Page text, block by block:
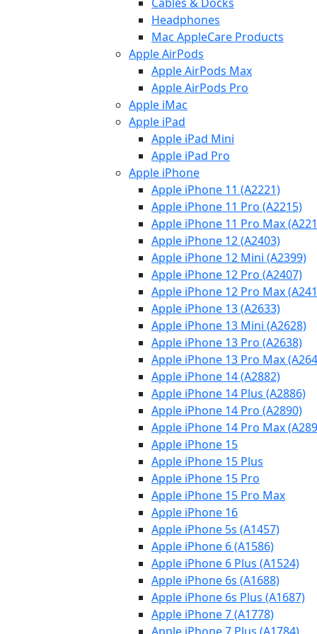
Headphones
Mac AppleCare Products
Apple AirPods
Apple AirPods Max
Apple AirPods Pro
Apple iMac
Apple iPad
Apple iPad Mini
Apple iPad Pro
Apple iPhone
Apple iPhone 11 (A2221)
Apple iPhone 11 Pro (A2215)
Apple iPhone 11 Pro Max
Apple iPhone 12 (A2403)
Apple iPhone 12 Mini (A2399)
Apple iPhone 12 Pro (A2407)
Apple iPhone 12 Pro Max
Apple iPhone 13 (A2633)
Apple iPhone 13 Mini (A2628)
Apple iPhone 13 Pro (A2638)
Apple iPhone 13 Pro Max
Apple iPhone 14 (A2882)
Apple iPhone 14 Plus (A2886)
Apple iPhone 14 Pro (A2890)
Apple iPhone 14 Pro Max
Apple iPhone 15
Apple iPhone 15 Plus
Apple iPhone 15 Pro
Apple iPhone 15 Pro Max
Apple iPhone 16
Apple iPhone 5s (A1457)
Apple iPhone 6 (A1586)
Apple iPhone 6 Plus (A1524)
Apple iPhone 6s (A1688)
Apple iPhone 6s Plus (A1687)
Apple iPhone 7 (A1778)